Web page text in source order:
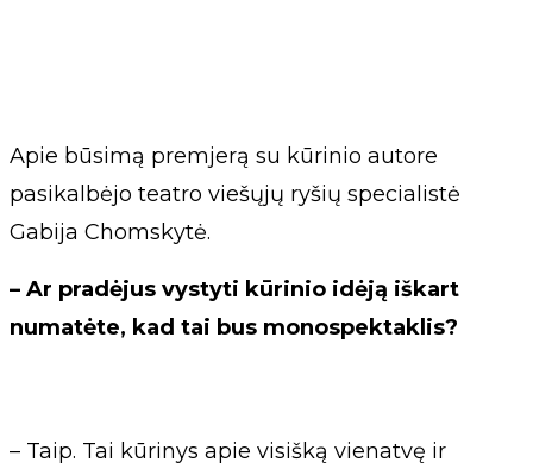
Apie būsimą premjerą su kūrinio autore
pasikalbėjo teatro viešųjų ryšių specialistė
Gabija Chomskytė.
– Ar pradėjus vystyti kūrinio idėją iškart
numatėte, kad tai bus monospektaklis?
– Taip. Tai kūrinys apie visišką vienatvę ir